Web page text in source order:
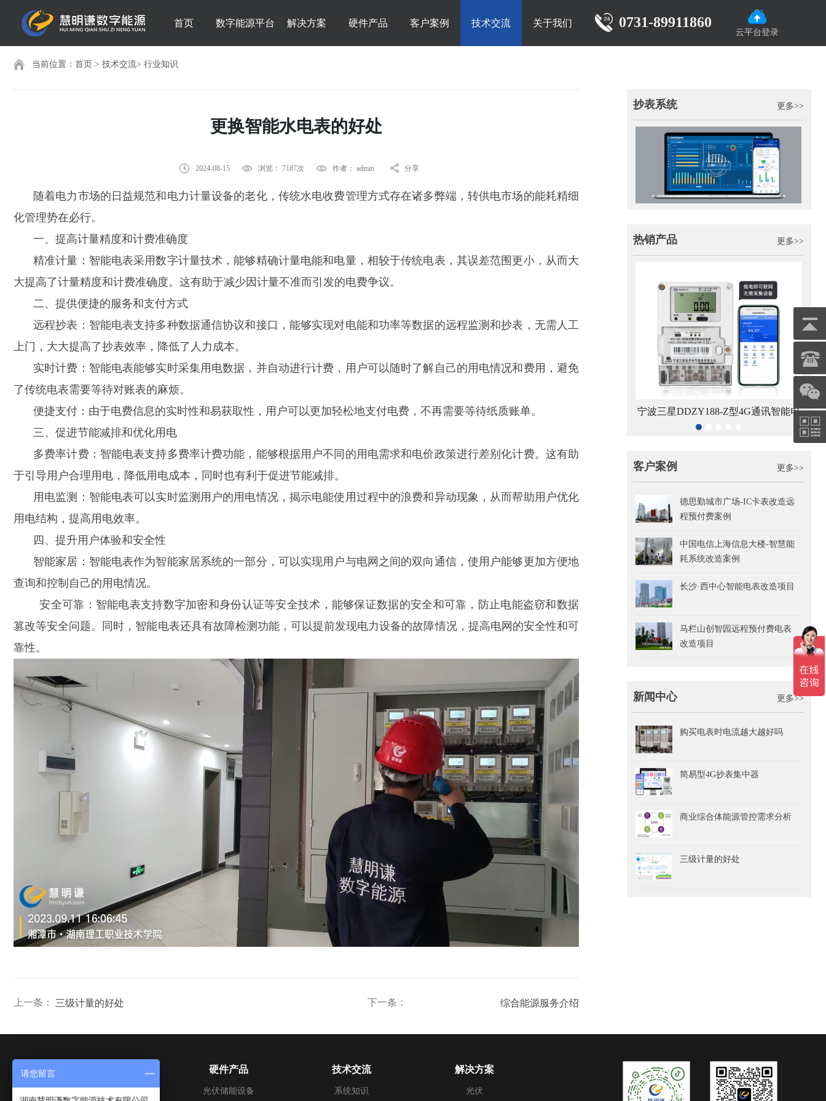
云平台登录
0731-89911860
首页 数字能源平台 解决方案 硬件产品 客户案例 技术交流 关于我们
当前位置： 首页 > 技术交流> 行业知识
更换智能水电表的好处
2024-08-15 浏览： 7187次 作者： admin 分享
随着电力市场的日益规范和电力计量设备的老化，传统水电收费管理方式存在诸多弊端，转供电市场的能耗精细
化管理势在必行。
一、 提高计量精度和计费准确度
精准计量：智能电表采用数字计量技术，能够精确计量电能和电量，相较于传统电表，其误差范围更小，从而大
大提高了计量精度和计费准确度。这有助于减少因计量不准而引发的电费争议。
二、提供便捷的服务和支付方式
远程抄表：智能电表支持多种数据通信协议和接口，能够实现对电能和功率等数据的远程监测和抄表，无需人工
上门，大大提高了抄表效率，降低了人力成本。
实时计费：智能电表能够实时采集用电数据，并自动进行计费，用户可以随时了解自己的用电情况和费用，避免
了传统电表需要等待对账表的麻烦。
便捷支付：由于电费信息的实时性和易获取性，用户可以更加轻松地支付电费，不再需要等待纸质账单。
三、促进节能减排和优化用电
多费率计费：智能电表支持多费率计费功能，能够根据用户不同的用电需求和电价政策进行差别化计费。这有助
于引导用户合理用电，降低用电成本，同时也有利于促进节能减排。
用电监测：智能电表可以实时监测用户的用电情况，揭示电能使用过程中的浪费和异动现象，从而帮助用户优化
用电结构，提高用电效率。
四、提升用户体验和安全性
智能家居：智能电表作为智能家居系统的一部分，可以实现用户与电网之间的双向通信，使用户能够更加方便地
查询和控制自己的用电情况。
安全可靠：智能电表支持数字加密和身份认证等安全技术，能够保证数据的安全和可靠，防止电能盗窃和数据
篡改等安全问题。同时，智能电表还具有故障检测功能，可以提前发现电力设备的故障情况，提高电网的安全性和可
靠性。
上一条： 三级计量的好处 下一条： 综合能源服务介绍
抄表系统 更多>>
热销产品 更多>>
鑫腾越LXSF电子远传智能水表 宁波三星DDZY188-Z型4G通讯智能电 杭州海兴DDZY208-Z型RS485通讯智
客户案例 更多>>
德思勤城市广场-IC卡表改造远
程预付费案例
中国电信上海信息大楼-智慧能
耗系统改造案例
长沙·西中心智能电表改造项目
马栏山创智园远程预付费电表
改造项目
新闻中心 更多>>
购买电表时电流越大越好吗
简易型4G抄表集中器
商业综合体能源管控需求分析
三级计量的好处
硬件产品
光伏储能设备
技术交流
系统知识
解决方案
光伏
请您留言